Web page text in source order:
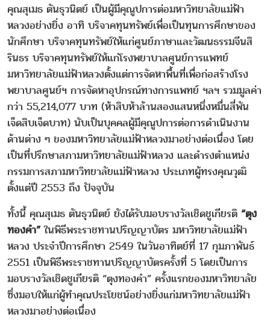
คุณสุเมธ ตันธุวนิตย์ เป็นผู้มีคุณูปการต่อมหาวิทยาลัยแม่ฟ้า
หลวงอย่างยิ่ง อาทิ บริจาคทุนทรัพย์เพื่อเป็นทุนการศึกษาของ
นักศึกษา บริจาคทุนทรัพย์ให้แก่ศูนย์ภาษาและวัฒนธรรมจีนสิ
รินธร บริจาคทุนทรัพย์ให้แก่โรงพยาบาลศูนย์การแพทย์
มหาวิทยาลัยแม่ฟ้าหลวงตั้งแต่การจัดหาพื้นที่เพื่อก่อสร้างโรง
พยาบาลศูนย์ฯ การจัดหาอุปกรณ์ทางการแพทย์ ฯลฯ รวมมูลค่า
กว่า 55,214,077 บาท (ห้าสิบห้าล้านสองแสนหนึ่งหมื่นสี่พัน
เจ็ดสิบเจ็ดบาท) นับเป็นบุคคลผู้มีคุณูปการต่อการดำเนินงาน
ด้านต่าง ๆ ของมหาวิทยาลัยแม่ฟ้าหลวงมาอย่างต่อเนื่อง โดย
เป็นที่ปรึกษาสภามหาวิทยาลัยแม่ฟ้าหลวง และดำรงตำแหน่ง
กรรมการสภามหาวิทยาลัยแม่ฟ้าหลวง ประเภทผู้ทรงคุณวุฒิ
ตั้งแต่ปี 2553 ถึง ปัจจุบัน
ทั้งนี้ คุณสุเมธ ตันธุวนิตย์ ยังได้รับมอบรางวัลเชิดชูเกียรติ “ตุง
ทองคำ”ในพิธีพระราชทานปริญญาบัตร มหาวิทยาลัยแม่ฟ้า
หลวง ประจำปีการศึกษา 2549 ในวันอาทิตย์ที่ 17 กุมภาพันธ์
2551 เป็นพิธีพระราชทานปริญญาบัตรครั้งที่ 5 โดยเป็นการ
มอบรางวัลเชิดชูเกียรติ “ตุงทองคำ” ครั้งแรกของมหาวิทยาลัย
ซึ่งมอบให้แก่ผู้ทำคุณประโยชน์อย่างยิ่งแก่มหาวิทยาลัยแม่ฟ้า
หลวงมาอย่างต่อเนื่อง